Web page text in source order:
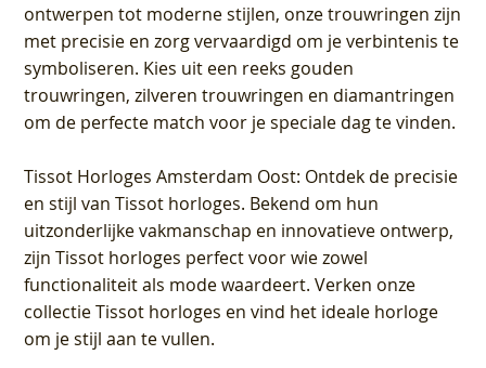
ontwerpen tot moderne stijlen, onze trouwringen zijn
met precisie en zorg vervaardigd om je verbintenis te
symboliseren. Kies uit een reeks gouden
trouwringen, zilveren trouwringen en diamantringen
om de perfecte match voor je speciale dag te vinden.
Tissot Horloges Amsterdam Oost: Ontdek de precisie
en stijl van Tissot horloges. Bekend om hun
uitzonderlijke vakmanschap en innovatieve ontwerp,
zijn Tissot horloges perfect voor wie zowel
functionaliteit als mode waardeert. Verken onze
collectie Tissot horloges en vind het ideale horloge
om je stijl aan te vullen.